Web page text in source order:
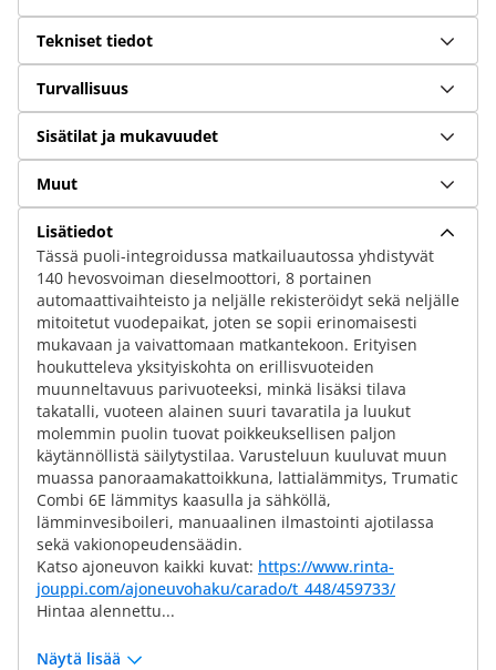
Tekniset tiedot
Turvallisuus
Sisätilat ja mukavuudet
Muut
Lisätiedot
Tässä puoli-integroidussa matkailuautossa yhdistyvät
140 hevosvoiman dieselmoottori, 8 portainen
automaattivaihteisto ja neljälle rekisteröidyt sekä neljälle
mitoitetut vuodepaikat, joten se sopii erinomaisesti
mukavaan ja vaivattomaan matkantekoon. Erityisen
houkutteleva yksityiskohta on erillisvuoteiden
muunneltavuus parivuoteeksi, minkä lisäksi tilava
takatalli, vuoteen alainen suuri tavaratila ja luukut
molemmin puolin tuovat poikkeuksellisen paljon
käytännöllistä säilytystilaa. Varusteluun kuuluvat muun
muassa panoraamakattoikkuna, lattialämmitys, Trumatic
Combi 6E lämmitys kaasulla ja sähköllä,
lämminvesiboileri, manuaalinen ilmastointi ajotilassa
sekä vakionopeudensäädin.
Katso ajoneuvon kaikki kuvat: https://www.rinta-
jouppi.com/ajoneuvohaku/carado/t_448/459733/
Hintaa alennettu...
Näytä lisää